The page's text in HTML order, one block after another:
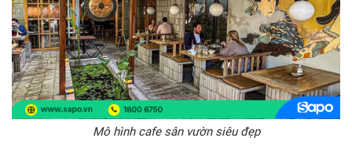
Mô hình cafe sân vườn siêu đẹp